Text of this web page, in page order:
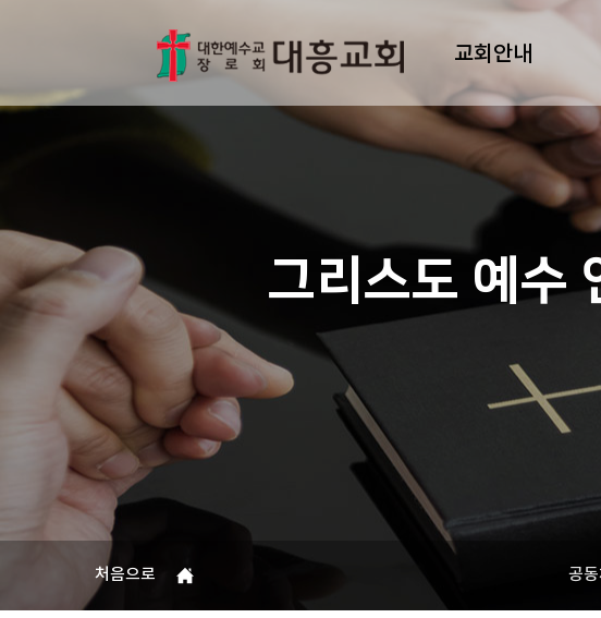
교회안내
그리스도 예수
처음으로 공